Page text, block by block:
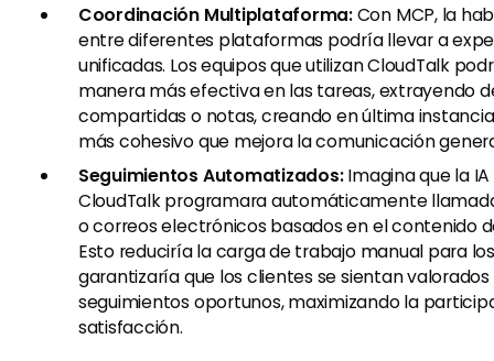
Coordinación Multiplataforma:Con MCP, la
entre diferentes plataformas podría llevar a
unificadas. Los equipos que utilizan CloudTalk
manera más efectiva en las tareas, extrayendo
compartidas o notas, creando en última
más cohesivo que mejora la comunicación
Seguimientos Automatizados:Imagina que la
CloudTalk programara automáticamente
o correos electrónicos basados en el contenido
Esto reduciría la carga de trabajo manual para
garantizaría que los clientes se sientan
seguimientos oportunos, maximizando la
satisfacción.